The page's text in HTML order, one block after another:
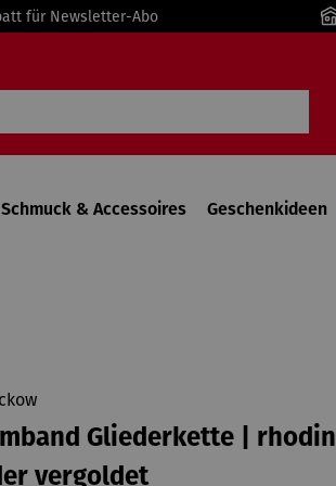
für Newsletter-Abo
& Accessoires Geschenkideen
Gliederkette |
vergoldet